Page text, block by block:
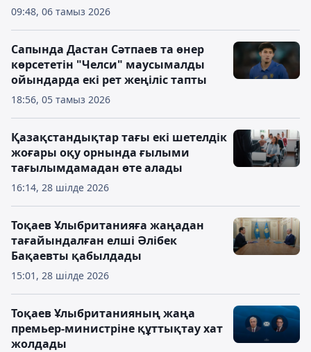
09:48, 06 тамыз 2026
18:56, 05 тамыз 2026
Сапында Дастан Сәтпаев та өнер
көрсететін "Челси" маусымалды
ойындарда екі рет жеңіліс тапты
16:14, 28 шілде 2026
Қазақстандықтар тағы екі шетелдік
жоғары оқу орнында ғылыми
тағылымдамадан өте алады
15:01, 28 шілде 2026
Тоқаев Ұлыбританияға жаңадан
тағайындалған елші Әлібек
Бақаевты қабылдады
Тоқаев Ұлыбританияның жаңа
премьер-министріне құттықтау хат
жолдады